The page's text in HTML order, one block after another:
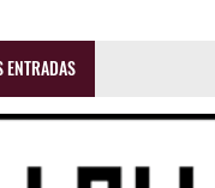
ENTRADAS